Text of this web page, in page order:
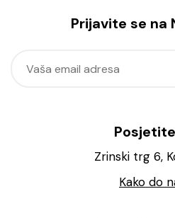
Prijavite se na
Zrinski trg 6,
Kako do